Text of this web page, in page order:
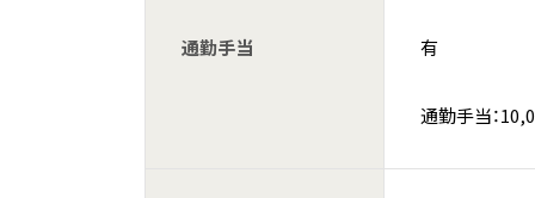
通勤手当 有
通勤手当：